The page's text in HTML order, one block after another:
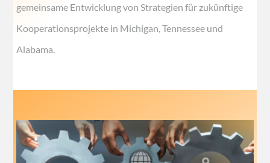
gemeinsame Entwicklung von Strategien für zukünftige
Kooperationsprojekte in Michigan, Tennessee und
Alabama.